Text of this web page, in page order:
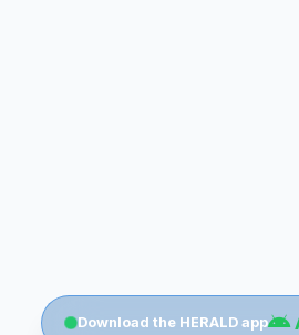
Download the HERALD app